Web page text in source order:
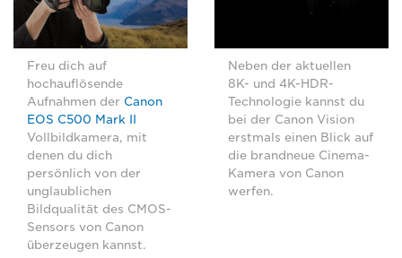
Freu dich auf
hochauflösende
Aufnahmen der Canon
EOS C500 Mark II
Vollbildkamera, mit
denen du dich
persönlich von der
unglaublichen
Bildqualität des CMOS-
Sensors von Canon
überzeugen kannst.
Neben der aktuellen
8K- und 4K-HDR-
Technologie kannst du
bei der Canon Vision
erstmals einen Blick auf
die brandneue Cinema-
Kamera von Canon
werfen.